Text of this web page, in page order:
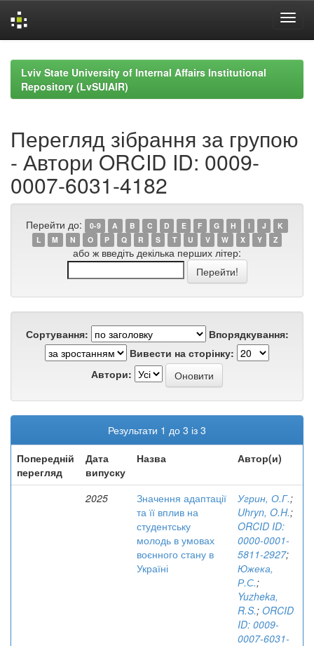
navigationLviv State University of Internal Affairs Institutional
Repository (LvSUIAIR)
Перегляд зібрання за групою
- Автори ORCID ID: 0009-
0007-6031-4182
Перейти до: 0-9 A B C D E F G H I J
K
L
M N O P Q R S T U V W X Y Z
або ж введіть декілька перших літер:
Сортування:
Впорядкування:
Вивести на сторінку:
Автори:
Результати 1 до 3 із 3
Попередній
перегляд
Дата
випуску
Назва Автор(и)
2025
Значення адаптації
та її вплив на
студентську
молодь в умовах
воєнного стану в
Україні
Угрин, О.Г.;
Uhryn, O.H.;
ORCID ID:
0000-0001-
5811-2927;
Южека,
Р.С.;
Yuzheka,
R.S.; ORCID
ID: 0009-
0007-6031-